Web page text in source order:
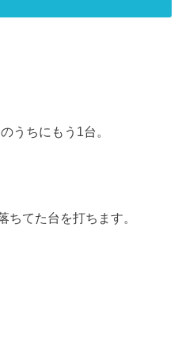
うちにもう1台。
ちてた台を打ちます。